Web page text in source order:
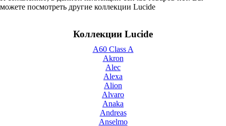
можете посмотреть другие коллекции Lucide
Коллекции Lucide
A60 Class A
Akron
Alec
Alexa
Alion
Alvaro
Anaka
Andreas
Anselmo